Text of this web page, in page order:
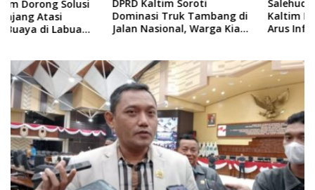
DPRD Kaltim Soroti
Dominasi Truk Tambang di
Jalan Nasional, Warga Kian
Salehuddin Ajak Warga
Kaltim Lebih Kritis Hadapi
Arus Informasi Digital